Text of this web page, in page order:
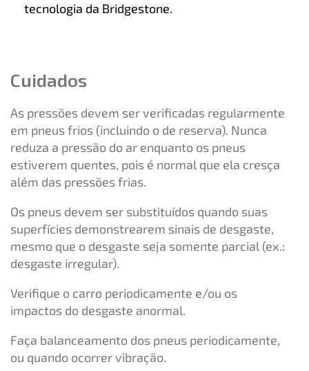
tecnologia da Bridgestone.
Cuidados
As pressões devem ser verificadas regularmente
em pneus frios (incluindo o de reserva). Nunca
reduza a pressão do ar enquanto os pneus
estiverem quentes, pois é normal que ela cresça
além das pressões frias.
Os pneus devem ser substituídos quando suas
superfícies demonstrearem sinais de desgaste,
mesmo que o desgaste seja somente parcial (ex.:
desgaste irregular).
Verifique o carro periodicamente e/ou os
impactos do desgaste anormal.
Faça balanceamento dos pneus periodicamente,
ou quando ocorrer vibração.